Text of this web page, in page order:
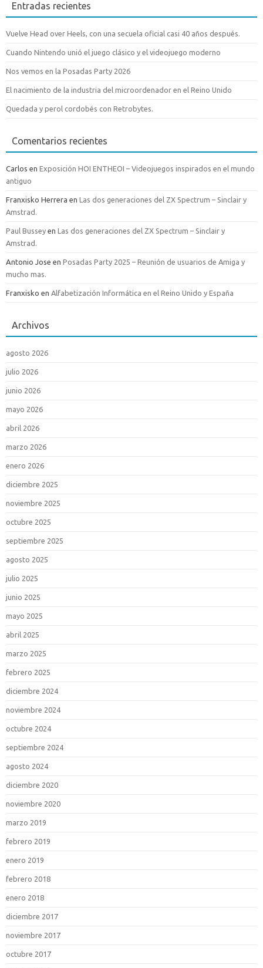
Entradas recientes
Vuelve Head over Heels, con una secuela oficial casi 40 años después.
Cuando Nintendo unió el juego clásico y el videojuego moderno
Nos vemos en la Posadas Party 2026
El nacimiento de la industria del microordenador en el Reino Unido
Quedada y perol cordobés con Retrobytes.
Comentarios recientes
Carlos en Exposición HOI ENTHEOI – Videojuegos inspirados en el mundo
antiguo
Franxisko Herrera en Las dos generaciones del ZX Spectrum – Sinclair y
Amstrad.
Paul Bussey en Las dos generaciones del ZX Spectrum – Sinclair y
Amstrad.
Antonio Jose en Posadas Party 2025 – Reunión de usuarios de Amiga y
mucho mas.
Franxisko en Alfabetización Informática en el Reino Unido y España
Archivos
agosto 2026
julio 2026
junio 2026
mayo 2026
abril 2026
marzo 2026
enero 2026
diciembre 2025
noviembre 2025
octubre 2025
septiembre 2025
agosto 2025
julio 2025
junio 2025
mayo 2025
abril 2025
marzo 2025
febrero 2025
diciembre 2024
noviembre 2024
octubre 2024
septiembre 2024
agosto 2024
diciembre 2020
noviembre 2020
marzo 2019
febrero 2019
enero 2019
febrero 2018
enero 2018
diciembre 2017
noviembre 2017
octubre 2017